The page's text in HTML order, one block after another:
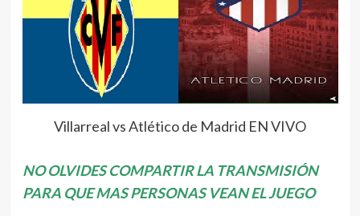
Villarreal vs Atlético de Madrid EN VIVO
NO OLVIDES COMPARTIR LA TRANSMISIÓN
PARA QUE MAS PERSONAS VEAN EL JUEGO